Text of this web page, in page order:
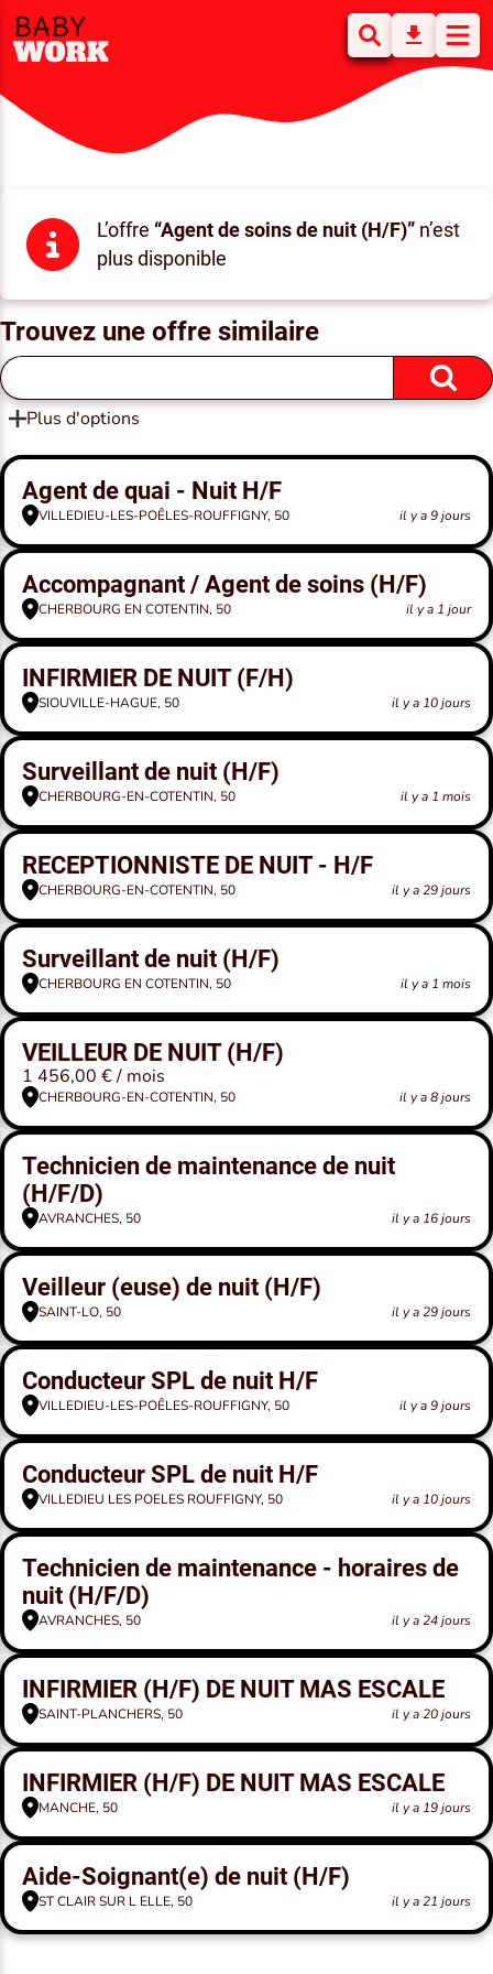
L’offre “Agent de soins de nuit (H/F)” n’est
plus disponible
Trouvez une offre similaire
Plus d'options
Agent de quai - Nuit H/F
VILLEDIEU-LES-POÊLES-ROUFFIGNY, 50 il y a 9 jours
Accompagnant / Agent de soins (H/F)
CHERBOURG EN COTENTIN, 50 il y a 1 jour
INFIRMIER DE NUIT (F/H)
SIOUVILLE-HAGUE, 50 il y a 10 jours
Surveillant de nuit (H/F)
CHERBOURG-EN-COTENTIN, 50 il y a 1 mois
RECEPTIONNISTE DE NUIT - H/F
CHERBOURG-EN-COTENTIN, 50 il y a 29 jours
Surveillant de nuit (H/F)
CHERBOURG EN COTENTIN, 50 il y a 1 mois
VEILLEUR DE NUIT (H/F)
1 456,00 € / mois
CHERBOURG-EN-COTENTIN, 50 il y a 8 jours
Technicien de maintenance de nuit
(H/F/D)
AVRANCHES, 50 il y a 16 jours
Veilleur (euse) de nuit (H/F)
SAINT-LO, 50 il y a 29 jours
Conducteur SPL de nuit H/F
VILLEDIEU-LES-POÊLES-ROUFFIGNY, 50 il y a 9 jours
Conducteur SPL de nuit H/F
VILLEDIEU LES POELES ROUFFIGNY, 50 il y a 10 jours
Technicien de maintenance - horaires de
nuit (H/F/D)
AVRANCHES, 50 il y a 24 jours
INFIRMIER (H/F) DE NUIT MAS ESCALE
SAINT-PLANCHERS, 50 il y a 20 jours
INFIRMIER (H/F) DE NUIT MAS ESCALE
MANCHE, 50 il y a 19 jours
Aide-Soignant(e) de nuit (H/F)
ST CLAIR SUR L ELLE, 50 il y a 21 jours